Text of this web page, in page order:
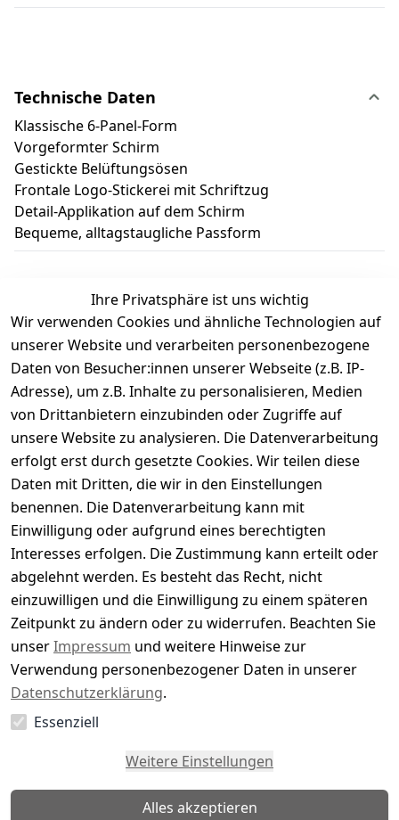
Technische Daten
Klassische 6-Panel-Form
Vorgeformter Schirm
Gestickte Belüftungsösen
Frontale Logo-Stickerei mit Schriftzug
Detail-Applikation auf dem Schirm
Bequeme, alltagstaugliche Passform
Kundenbewertungen
Durchschnittliche Bewertung
0
Basierend auf 0 Bewertung(en)
Bewertung abgeben
( 0 )
4
( 0 )
3
( 0 )
2
( 0 )
1
( 0 )
Es hat noch niemand eine Bewertung für diesen
Artikel abgegeben
Ihre Privatsphäre ist uns wichtig
Wir verwenden Cookies und ähnliche Technologien auf
unserer Website und verarbeiten personenbezogene
Daten von Besucher:innen unserer Webseite (z.B. IP-
Adresse), um z.B. Inhalte zu personalisieren, Medien
von Drittanbietern einzubinden oder Zugriffe auf
unsere Website zu analysieren. Die Datenverarbeitung
erfolgt erst durch gesetzte Cookies. Wir teilen diese
Daten mit Dritten, die wir in den Einstellungen
benennen. Die Datenverarbeitung kann mit
Einwilligung oder aufgrund eines berechtigten
Interesses erfolgen. Die Zustimmung kann erteilt oder
abgelehnt werden. Es besteht das Recht, nicht
einzuwilligen und die Einwilligung zu einem späteren
Zeitpunkt zu ändern oder zu widerrufen. Beachten Sie
unserImpressum und weitere Hinweise zur
Verwendung personenbezogener Daten in unserer
Datenschutzerklärung.
Essenziell
Weitere Einstellungen
Alles akzeptieren